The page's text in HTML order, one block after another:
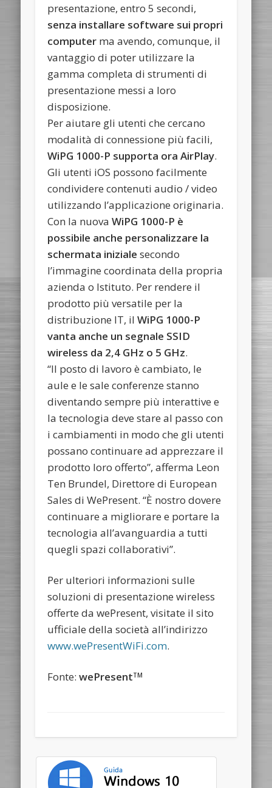
presentazione, entro 5 secondi,
senza installare software sui propri
computer ma avendo, comunque, il
vantaggio di poter utilizzare la
gamma completa di strumenti di
presentazione messi a loro
disposizione.
Per aiutare gli utenti che cercano
modalità di connessione più facili,
WiPG 1000-P supporta ora AirPlay.
Gli utenti iOS possono facilmente
condividere contenuti audio / video
utilizzando l’applicazione originaria.
Con la nuovaWiPG 1000-P è
possibile anche personalizzare la
schermata iniziale secondo
l’immagine coordinata della propria
azienda o Istituto. Per rendere il
prodotto più versatile per la
distribuzione IT, il WiPG 1000-P
vanta anche un segnale SSID
wireless da 2,4 GHz o 5 GHz.
“Il posto di lavoro è cambiato, le
aule e le sale conferenze stanno
diventando sempre più interattive e
la tecnologia deve stare al passo con
i cambiamenti in modo che gli utenti
possano continuare ad apprezzare il
prodotto loro offerto”, afferma Leon
Ten Brundel, Direttore di European
Sales di WePresent. “È nostro dovere
continuare a migliorare e portare la
tecnologia all’avanguardia a tutti
quegli spazi collaborativi”.
Per ulteriori informazioni sulle
soluzioni di presentazione wireless
offerte da wePresent, visitate il sito
ufficiale della società all’indirizzo
www.wePresentWiFi.com.
Fonte:wePresentTM